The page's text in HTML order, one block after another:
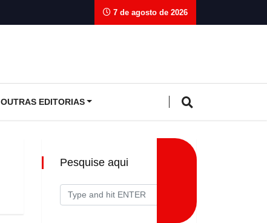
7 de agosto de 2026
OUTRAS EDITORIAS
Pesquise aqui